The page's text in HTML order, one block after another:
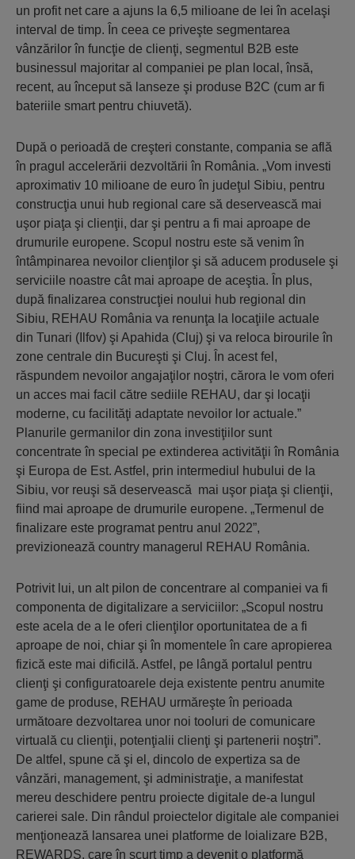
un profit net care a ajuns la 6,5 milioane de lei în acelaşi
interval de timp. În ceea ce priveşte segmentarea
vânzărilor în funcţie de clienţi, segmentul B2B este
businessul majoritar al companiei pe plan local, însă,
recent, au început să lanseze şi produse B2C (cum ar fi
bateriile smart pentru chiuvetă).
După o perioadă de creşteri constante, compania se află
în pragul accelerării dezvoltării în România. „Vom investi
aproximativ 10 milioane de euro în judeţul Sibiu, pentru
construcţia unui hub regional care să deservească mai
uşor piaţa şi clienţii, dar şi pentru a fi mai aproape de
drumurile europene. Scopul nostru este să venim în
întâmpinarea nevoilor clienţilor şi să aducem produsele şi
serviciile noastre cât mai aproape de aceştia. În plus,
după finalizarea construcţiei noului hub regional din
Sibiu, REHAU România va renunţa la locaţiile actuale
din Tunari (Ilfov) şi Apahida (Cluj) şi va reloca birourile în
zone centrale din Bucureşti şi Cluj. În acest fel,
răspundem nevoilor angajaţilor noştri, cărora le vom oferi
un acces mai facil către sediile REHAU, dar şi locaţii
moderne, cu facilităţi adaptate nevoilor lor actuale.”
Planurile germanilor din zona investiţiilor sunt
concentrate în special pe extinderea activităţii în România
şi Europa de Est. Astfel, prin intermediul hubului de la
Sibiu, vor reuşi să deservească mai uşor piaţa şi clienţii,
fiind mai aproape de drumurile europene. „Termenul de
finalizare este programat pentru anul 2022”,
previzionează country managerul REHAU România.
Potrivit lui, un alt pilon de concentrare al companiei va fi
componenta de digitalizare a serviciilor: „Scopul nostru
este acela de a le oferi clienţilor oportunitatea de a fi
aproape de noi, chiar şi în momentele în care apropierea
fizică este mai dificilă. Astfel, pe lângă portalul pentru
clienţi şi configuratoarele deja existente pentru anumite
game de produse, REHAU urmăreşte în perioada
următoare dezvoltarea unor noi tooluri de comunicare
virtuală cu clienţii, potenţialii clienţi şi partenerii noştri”.
De altfel, spune că şi el, dincolo de expertiza sa de
vânzări, management, şi administraţie, a manifestat
mereu deschidere pentru proiecte digitale de-a lungul
carierei sale. Din rândul proiectelor digitale ale companiei
menţionează lansarea unei platforme de loializare B2B,
REWARDS, care în scurt timp a devenit o platformă